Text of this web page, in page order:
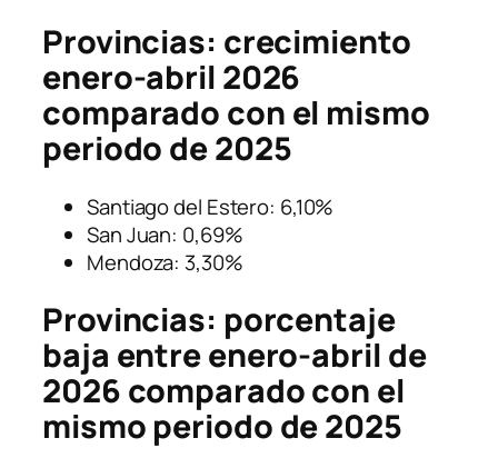
Provincias: crecimiento
enero-abril 2026
comparado con el mismo
periodo de 2025
Santiago del Estero: 6,10%
San Juan: 0,69%
Mendoza: 3,30%
Provincias: porcentaje
baja entre enero-abril de
2026 comparado con el
mismo periodo de 2025